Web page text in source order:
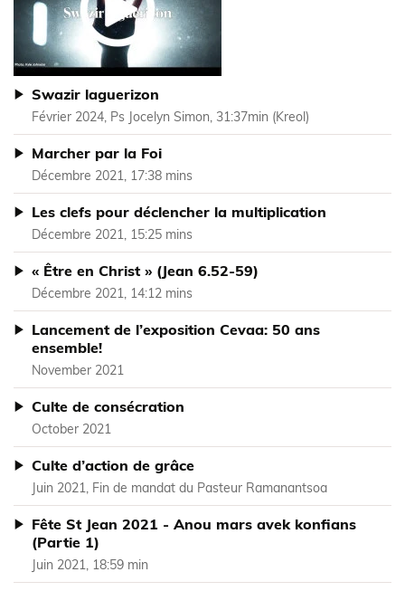
Swazir laguerizon
Février 2024, Ps Jocelyn Simon, 31:37min (Kreol)
Marcher par la Foi
Décembre 2021, 17:38 mins
Les clefs pour déclencher la multiplication
Décembre 2021, 15:25 mins
« Être en Christ » (Jean 6.52-59)
Décembre 2021, 14:12 mins
Lancement de l’exposition Cevaa: 50 ans
ensemble!
November 2021
Culte de consécration
October 2021
Culte d’action de grâce
Juin 2021, Fin de mandat du Pasteur Ramanantsoa
Fête St Jean 2021 - Anou mars avek konfians
(Partie 1)
Juin 2021, 18:59 min